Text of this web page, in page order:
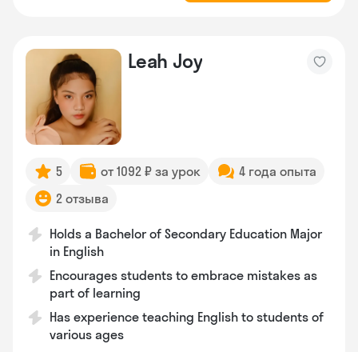
Leah Joy
5 от 1092 ₽ за урок
4 года опыта
2 отзыва
Holds a Bachelor of Secondary Education Major
in English
Encourages students to embrace mistakes as
part of learning
Has experience teaching English to students of
various ages